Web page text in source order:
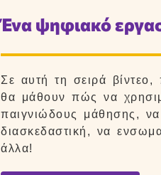
Ένα ψηφιακό
Σε αυτή τη σειρά
θα μάθουν πώς να
παιγνιώδους μάθησης,
διασκεδαστική, να
άλλα!